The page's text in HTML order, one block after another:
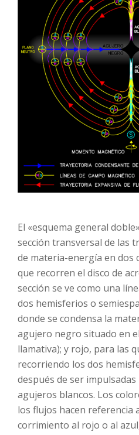
El «esquema general
sección transversal de las
de materia-energía en dos
que recorren el disco de
sección se ve como una
dos hemisferios o
donde se condensa la
agujero negro situado en
llamativa); y rojo, para las
recorriendo los dos
después de ser
agujeros blancos. Los
los flujos hacen referencia
corrimiento al rojo o al